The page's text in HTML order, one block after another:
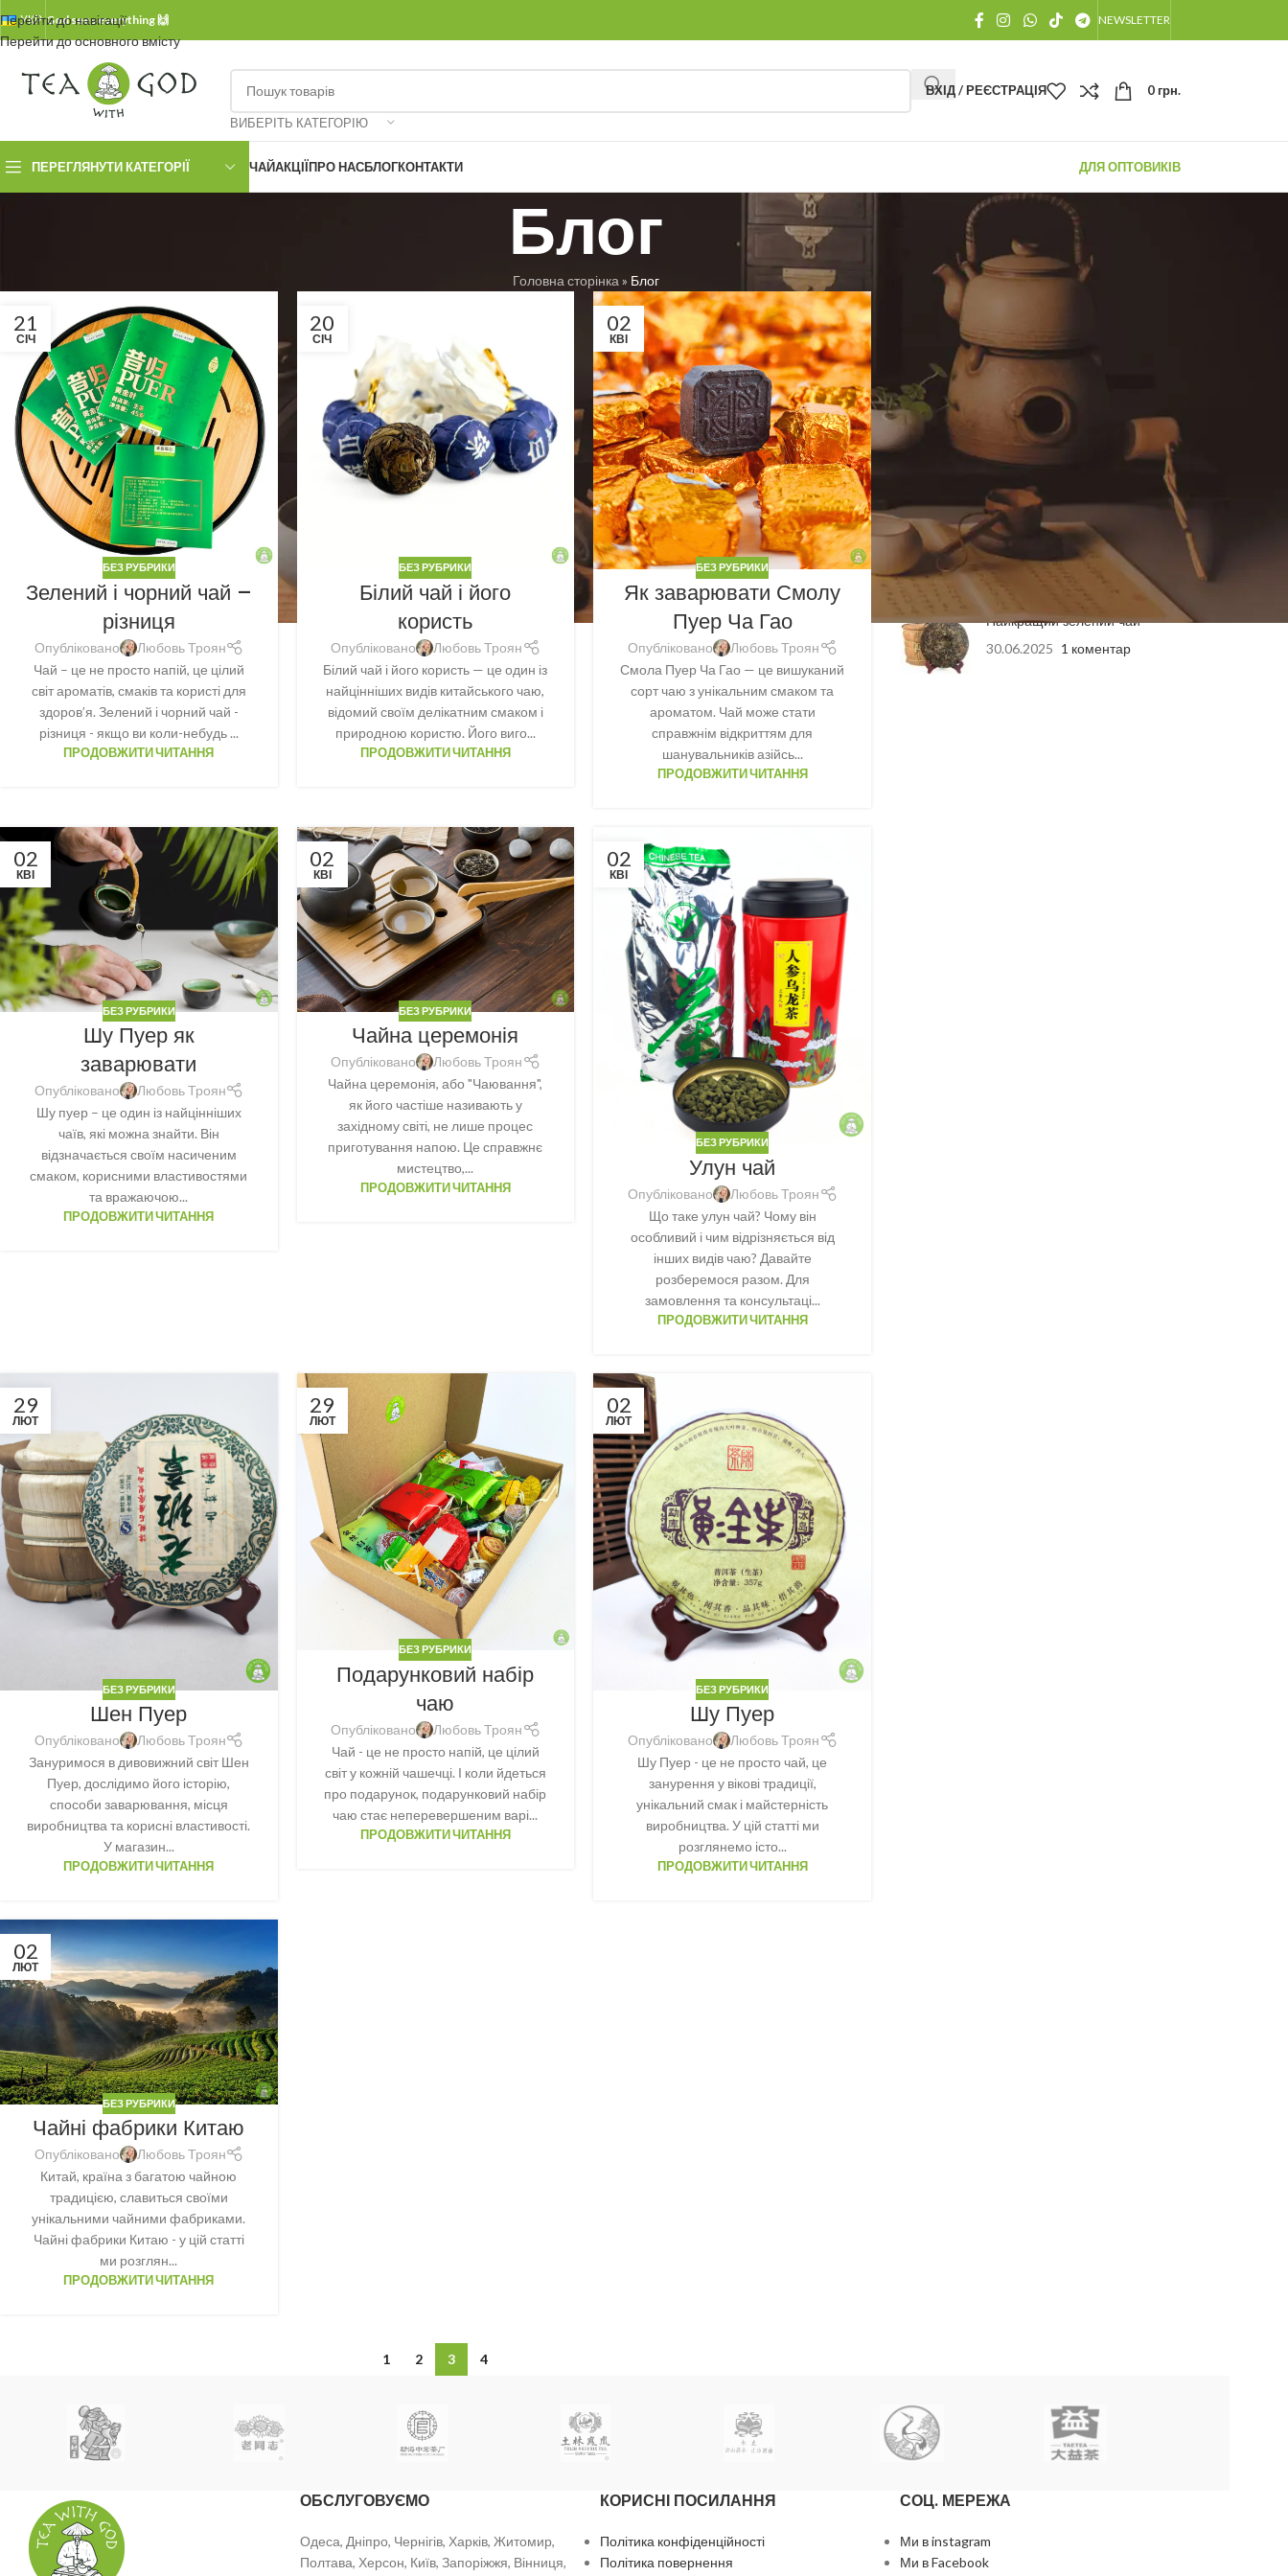
Перейти до навігації
Перейти до основного вмісту
УКР.God sees everything 🙌 NEWSLETTER
ВИБЕРІТЬ КАТЕГОРІЮ
ВХІД / РЕЄСТРАЦІЯ 0 грн.
ПЕРЕГЛЯНУТИ КАТЕГОРІЇ ЧАЙАКЦІЇПРО НАСБЛОГКОНТАКТИ ДЛЯ ОПТОВИКІВ
Блог
Головна сторінка » Блог
21
СІЧ
БЕЗ РУБРИКИ
Зелений і чорний чай –
різниця
Опубліковано
Любовь Троян
Чай – це не просто напій, це цілий
світ ароматів, смаків та користі для
здоров’я. Зелений і чорний чай -
різниця - якщо ви коли-небудь ...
ПРОДОВЖИТИ ЧИТАННЯ
20
СІЧ
БЕЗ РУБРИКИ
Білий чай і його
користь
Опубліковано
Любовь Троян
Білий чай і його користь — це один із
найцінніших видів китайського чаю,
відомий своїм делікатним смаком і
природною користю. Його виго...
ПРОДОВЖИТИ ЧИТАННЯ
02
КВІ
БЕЗ РУБРИКИ
Як заварювати Смолу
Пуер Ча Гао
Опубліковано
Любовь Троян
Смола Пуер Ча Гао — це вишуканий
сорт чаю з унікальним смаком та
ароматом. Чай може стати
справжнім відкриттям для
шанувальників азійсь...
ПРОДОВЖИТИ ЧИТАННЯ
02
КВІ
БЕЗ РУБРИКИ
Шу Пуер як
заварювати
Опубліковано
Любовь Троян
Шу пуер – це один із найцінніших
чаїв, які можна знайти. Він
відзначається своїм насиченим
смаком, корисними властивостями
та вражаючою...
ПРОДОВЖИТИ ЧИТАННЯ
02
КВІ
БЕЗ РУБРИКИ
Чайна церемонія
Опубліковано
Любовь Троян
Чайна церемонія, або "Чаювання",
як його частіше називають у
західному світі, не лише процес
приготування напою. Це справжнє
мистецтво,...
ПРОДОВЖИТИ ЧИТАННЯ
02
КВІ
БЕЗ РУБРИКИ
Улун чай
Опубліковано
Любовь Троян
Що таке улун чай? Чому він
особливий і чим відрізняється від
інших видів чаю? Давайте
розберемося разом. Для
замовлення та консультаці...
ПРОДОВЖИТИ ЧИТАННЯ
29
ЛЮТ
БЕЗ РУБРИКИ
Шен Пуер
Опубліковано
Любовь Троян
Зануримося в дивовижний світ Шен
Пуер, дослідимо його історію,
способи заварювання, місця
виробництва та корисні властивості.
У магазин...
ПРОДОВЖИТИ ЧИТАННЯ
29
ЛЮТ
БЕЗ РУБРИКИ
Подарунковий набір
чаю
Опубліковано
Любовь Троян
Чай - це не просто напій, це цілий
світ у кожній чашечці. І коли йдеться
про подарунок, подарунковий набір
чаю стає неперевершеним варі...
ПРОДОВЖИТИ ЧИТАННЯ
02
ЛЮТ
БЕЗ РУБРИКИ
Шу Пуер
Опубліковано
Любовь Троян
Шу Пуер - це не просто чай, це
занурення у вікові традиції,
унікальний смак і майстерність
виробництва. У цій статті ми
розглянемо істо...
ПРОДОВЖИТИ ЧИТАННЯ
02
ЛЮТ
БЕЗ РУБРИКИ
Чайні фабрики Китаю
Опубліковано
Любовь Троян
Китай, країна з багатою чайною
традицією, славиться своїми
унікальними чайними фабриками.
Чайні фабрики Китаю - у цій статті
ми розглян...
ПРОДОВЖИТИ ЧИТАННЯ
1 2 3 4
ОСТАННІ ПОВІДОМЛЕННЯ
Як Заварювати Китайський
Чай: Вичерпний гід від
розкриття 100% смаку та
аромату
04.06.2026
Подарункові Набори
Елітного Китайського Чаю:
Ідеальний Вибір для
Здоров’я та Насолоди
27.10.2025
Найкращий зелений чай
30.06.2025 1 коментар
ОБСЛУГОВУЄМО
Одеса, Дніпро, Чернігів, Харків, Житомир,
Полтава, Херсон, Київ, Запоріжжя, Вінниця,
КОРИСНІ ПОСИЛАННЯ
Політика конфіденційності
Політика повернення
СОЦ. МЕРЕЖА
Ми в instagram
Ми в Facebook